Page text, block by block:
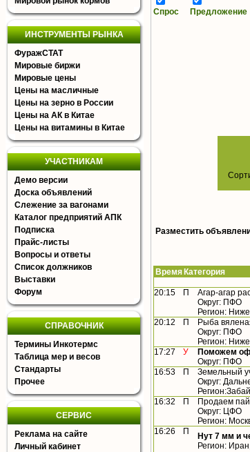
ИНСТРУМЕНТЫ РЫНКА
ФуражСТАТ
Мировые биржи
Мировые цены
Цены на масличные
Цены на зерно в России
Цены на АК в Китае
Цены на витамины в Китае
УЧАСТНИКАМ
Демо версии
Доска объявлений
Слежение за вагонами
Каталог предприятий АПК
Подписка
Прайс-листы
Вопросы и ответы
Список должников
Выставки
Форум
СПРАВОЧНИК
Термины Инкотермс
Таблица мер и весов
Стандарты
Прочее
СЕРВИС
Реклама на сайте
Личный кабинет
Спрос Предложение
Разместить
Время Категория
20:15
П Агар-агар
Округ: ПФО
Регион:
20:12 П
Рыба
Округ: ПФО
Регион:
17:27 У
Поможем
Округ: ПФО
16:53
П Земельный
Округ:
16:32 П
Продаем
Округ: ЦФО
Регион:
16:26 П
Нут 7 мм и
Регион: